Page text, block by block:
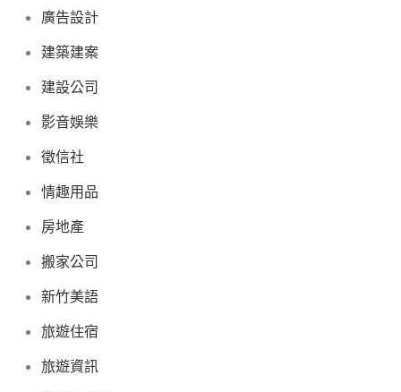
廣告設計
建築建案
建設公司
影音娛樂
徵信社
情趣用品
房地產
搬家公司
新竹美語
旅遊住宿
旅遊資訊